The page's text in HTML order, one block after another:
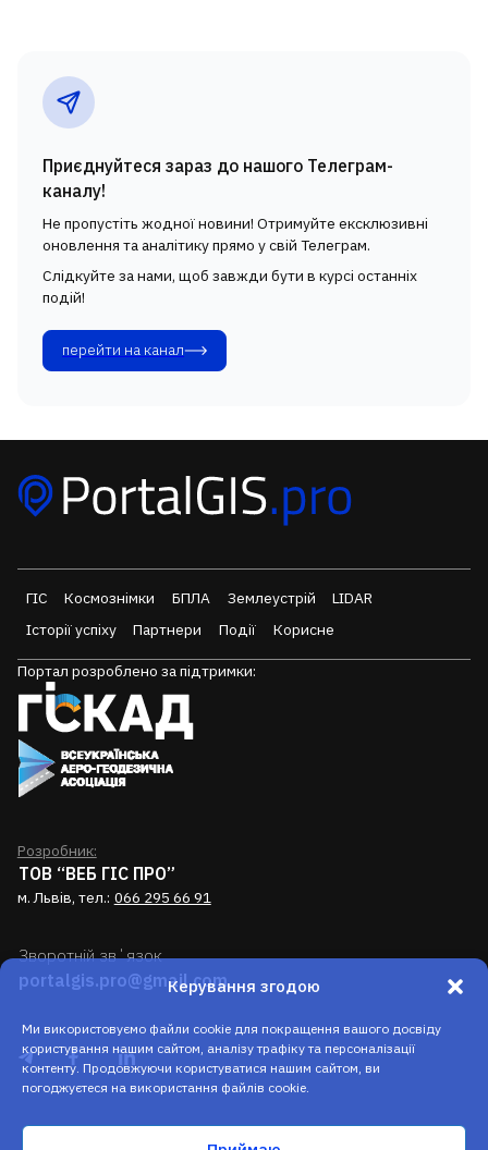
Керування згодою
Ми використовуємо файли cookie для покращення вашого досвіду
користування нашим сайтом, аналізу трафіку та персоналізації
контенту. Продовжуючи користуватися нашим сайтом, ви
погоджуєтеся на використання файлів cookie.
Приєднуйтеся зараз до нашого Телеграм-
каналу!
Не пропустіть жодної новини! Отримуйте ексклюзивні
оновлення та аналітику прямо у свій Телеграм.
Слідкуйте за нами, щоб завжди бути в курсі останніх
подій!
перейти на канал
ГІС Космознімки БПЛА Землеустрій
LIDAR
Історії успіху
Партнери Події Корисне
Портал розроблено за підтримки:
Розробник:
ТОВ “ВЕБ ГІС ПРО”
м. Львів, тел.: 066 295 66 91
Зворотній звʼязок
portalgis.pro@gmail.com